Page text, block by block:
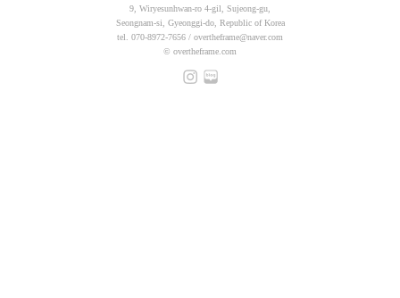
9, Wiryesunhwan-ro 4-gil, Sujeong-gu,
Seongnam-si, Gyeonggi-do, Republic of Korea
tel. 070-8972-7656 / overtheframe@naver.com
© overtheframe.com